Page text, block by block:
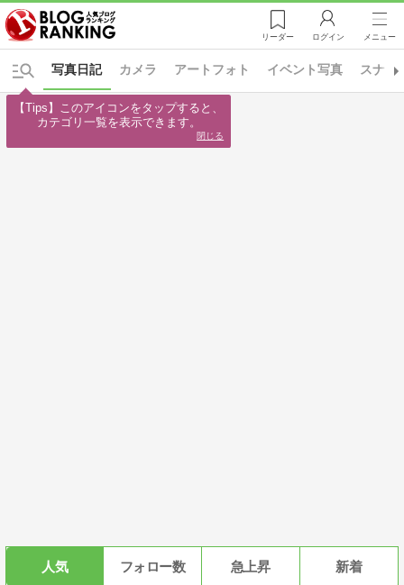
リーダー ログイン メニュー
写真日記 カメラ アートフォト イベント写真 スナッ
人気 フォロー数 急上昇 新着